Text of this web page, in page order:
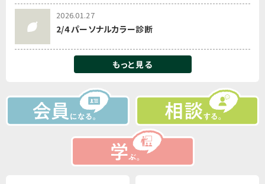
2026.01.27
2/4 パーソナルカラー診断
もっと見る